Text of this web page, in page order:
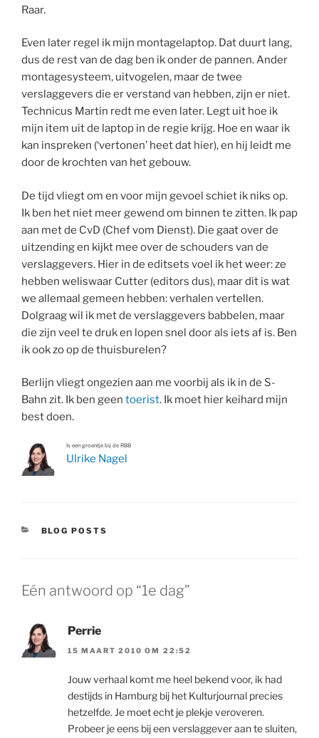
Raar.
Even later regel ik mijn montagelaptop. Dat duurt lang,
dus de rest van de dag ben ik onder de pannen. Ander
montagesysteem, uitvogelen, maar de twee
verslaggevers die er verstand van hebben, zijn er niet.
Technicus Martin redt me even later. Legt uit hoe ik
mijn item uit de laptop in de regie krijg. Hoe en waar ik
kan inspreken (‘vertonen’ heet dat hier), en hij leidt me
door de krochten van het gebouw.
De tijd vliegt om en voor mijn gevoel schiet ik niks op.
Ik ben het niet meer gewend om binnen te zitten. Ik pap
aan met de CvD (Chef vom Dienst). Die gaat over de
uitzending en kijkt mee over de schouders van de
verslaggevers. Hier in de editsets voel ik het weer: ze
hebben weliswaar Cutter (editors dus), maar dit is wat
we allemaal gemeen hebben: verhalen vertellen.
Dolgraag wil ik met de verslaggevers babbelen, maar
die zijn veel te druk en lopen snel door als iets af is. Ben
ik ook zo op de thuisburelen?
Berlijn vliegt ongezien aan me voorbij als ik in de S-
Bahn zit. Ik ben geen toerist. Ik moet hier keihard mijn
best doen.
Is een groentje bij de RBB
Ulrike Nagel
CATEGORIEËN
BLOG POSTS
Eén antwoord op “1e dag”
Perrie
15 MAART 2010 OM 22:52
Jouw verhaal komt me heel bekend voor, ik had
destijds in Hamburg bij het Kulturjournal precies
hetzelfde. Je moet echt je plekje veroveren.
Probeer je eens bij een verslaggever aan te sluiten,